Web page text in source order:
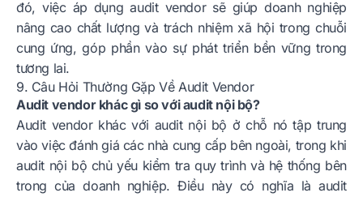
đó, việc áp dụng audit vendor sẽ giúp doanh nghiệp
nâng cao chất lượng và trách nhiệm xã hội trong chuỗi
cung ứng, góp phần vào sự phát triển bền vững trong
tương lai.
9. Câu Hỏi Thường Gặp Về Audit Vendor
Audit vendor khác gì so với audit nội bộ?
Audit vendor khác với audit nội bộ ở chỗ nó tập trung
vào việc đánh giá các nhà cung cấp bên ngoài, trong khi
audit nội bộ chủ yếu kiểm tra quy trình và hệ thống bên
trong của doanh nghiệp. Điều này có nghĩa là audit